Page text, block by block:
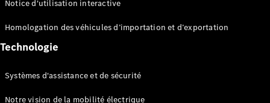
Tous les
eSprinter
Fourgon
Châssis
Notice d'utilisation interactive
Homologation des véhicules d’importation et d’exportation
Technologie
Systèmes d'assistance et de sécurité
Notre vision de la mobilité électrique